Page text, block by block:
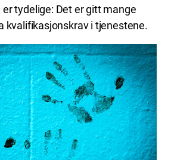
tydelige: Det er gitt mange
kvalifikasjonskrav i tjenestene.